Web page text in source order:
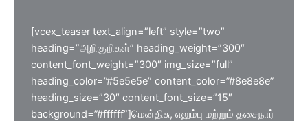
[vcex_teaser text_align=”left” style=”two”
heading=”அறிகுறிகள்” heading_weight=”300″
content_font_weight=”300″ img_size=”full”
heading_color=”#5e5e5e” content_color=”#8e8e8e”
heading_size=”30″ content_font_size=”15″
background=”#ffffff”]மென்திசு, எலும்பு மற்றும் தசைநார்